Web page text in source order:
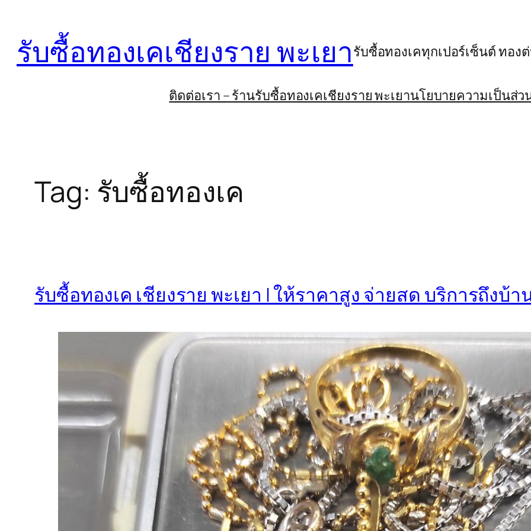
content
รับซื้อทองเคเชียงราย พะเยารับซื้อทองเคทุกเปอร์เซ็นต์ ทอง
ติดต่อเรา – ร้านรับซื้อทองเคเชียงราย พะเยานโยบายความเป็นส่ว
Tag: รับซื้อทองเค
รับซื้อทองเค เชียงราย พะเยา | ให้ราคาสูง จ่ายสด บริการถึงบ้า